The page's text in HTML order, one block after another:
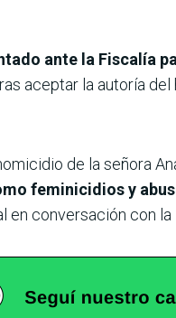
ante la Fiscalía
aceptar la autoría
de la señora
feminicidios y
en conversación con la